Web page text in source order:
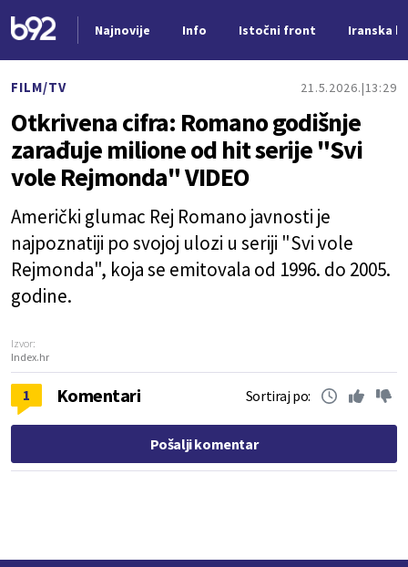
Najnovije Info Istočni front Iranska
FILM/TV 21.5.2026. 13:29
Otkrivena cifra: Romano godišnje
zarađuje milione od hit serije "Svi
vole Rejmonda" VIDEO
Američki glumac Rej Romano javnosti je
najpoznatiji po svojoj ulozi u seriji "Svi vole
Rejmonda", koja se emitovala od 1996. do 2005.
godine.
Izvor:
Index.hr
1 Komentari Sortiraj po:
Pošalji komentar